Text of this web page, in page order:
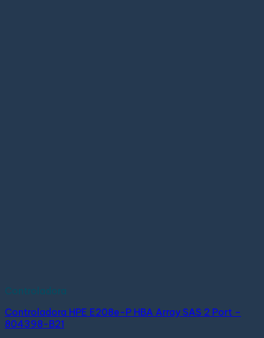
Controladora
Controladora HPE E208e-P HBA Array SAS 2 Port –
804398-B21